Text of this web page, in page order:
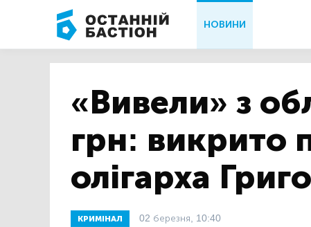
НОВИНИ
«Вивели» з
грн: викрито
олігарха
КРИМІНАЛ 02 березня, 10:40